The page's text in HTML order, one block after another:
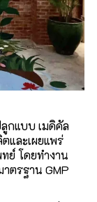
กแบบ เมดิคัล
และเผยแพร่
ย์ โดยทำงาน
าตรฐาน GMP